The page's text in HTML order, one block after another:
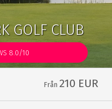
GOLF CLUB
8.0/10
Från 210 EUR